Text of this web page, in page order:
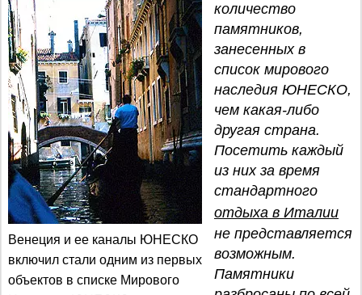
Венеция и ее каналы ЮНЕСКО
включил стали одним из первых
объектов в списке Мирового
количество
памятников,
занесенных в
список мирового
наследия ЮНЕСКО,
чем какая-либо
другая страна.
Посетить каждый
из них за время
стандартного
отдыха в Италии
не представляется
возможным.
Памятники